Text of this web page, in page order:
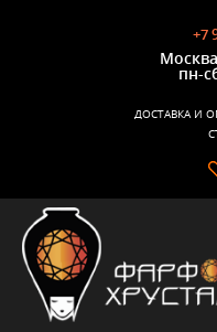
+7
пн-
ДОСТАВКА И